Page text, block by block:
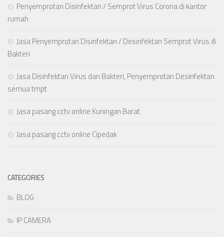
Penyemprotan Disinfektan / Semprot Virus Corona di kantor
rumah
Jasa Penyemprotan Disinfektan / Desinfektan Semprot Virus &
Bakteri
Jasa Disinfektan Virus dan Bakteri, Penyemprotan Desinfektan
semua tmpt
Jasa pasang cctv online Kuningan Barat
Jasa pasang cctv online Cipedak
CATEGORIES
BLOG
IP CAMERA